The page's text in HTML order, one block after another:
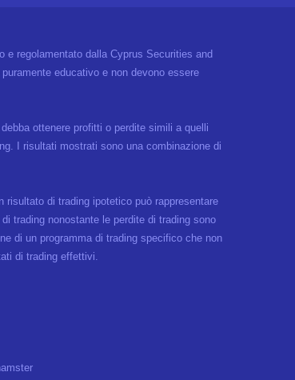
e regolamentato dalla Cyprus Securities and
educativo e non devono essere
ottenere profitti o perdite simili a quelli
I risultati mostrati sono una combinazione di
di trading ipotetico può rappresentare
trading nonostante le perdite di trading sono
di un programma di trading specifico che non
di trading effettivi.